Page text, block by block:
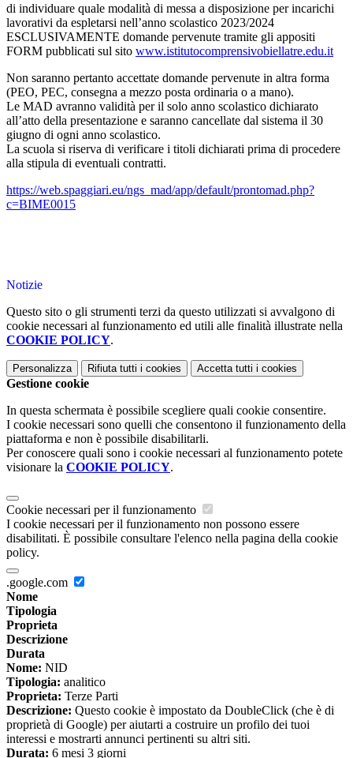
di individuare quale modalità di messa a disposizione per incarichi
lavorativi da espletarsi nell’anno scolastico 2023/2024
ESCLUSIVAMENTE domande pervenute tramite gli appositi
FORM pubblicati sul sito www.istitutocomprensivobiellatre.edu.it
Non saranno pertanto accettate domande pervenute in altra forma
(PEO, PEC, consegna a mezzo posta ordinaria o a mano).
Le MAD avranno validità per il solo anno scolastico dichiarato
all’atto della presentazione e saranno cancellate dal sistema il 30
giugno di ogni anno scolastico.
La scuola si riserva di verificare i titoli dichiarati prima di procedere
alla stipula di eventuali contratti.
https://web.spaggiari.eu/ngs_mad/app/default/prontomad.php?
c=BIME0015
Notizie
Questo sito o gli strumenti terzi da questo utilizzati si avvalgono di
cookie necessari al funzionamento ed utili alle finalità illustrate nella
COOKIE POLICY.
Personalizza Rifiuta tutti i cookies Accetta tutti i cookies
Gestione cookie
In questa schermata è possibile scegliere quali cookie consentire.
I cookie necessari sono quelli che consentono il funzionamento della
piattaforma e non è possibile disabilitarli.
Per conoscere quali sono i cookie necessari al funzionamento potete
visionare la COOKIE POLICY.
Cookie necessari per il funzionamento
I cookie necessari per il funzionamento non possono essere
disabilitati. È possibile consultare l'elenco nella pagina della cookie
policy.
.google.com
Nome
Tipologia
Proprieta
Descrizione
Durata
Nome: NID
Tipologia: analitico
Proprieta: Terze Parti
Descrizione: Questo cookie è impostato da DoubleClick (che è di
proprietà di Google) per aiutarti a costruire un profilo dei tuoi
interessi e mostrarti annunci pertinenti su altri siti.
Durata: 6 mesi 3 giorni